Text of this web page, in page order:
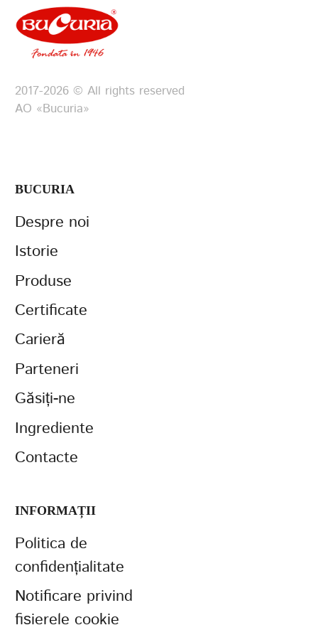
2017-2026 © All rights reserved
АО «Bucuria»
BUCURIA
Despre noi
Istorie
Produse
Certificate
Carieră
Parteneri
Găsiți-ne
Ingrediente
Contacte
INFORMAȚII
Politica de
confidențialitate
Notificare privind
fișierele cookie